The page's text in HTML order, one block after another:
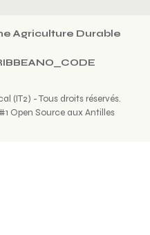
Agriculture Durable
(IT2) - Tous droits réservés.
Open Source aux Antilles